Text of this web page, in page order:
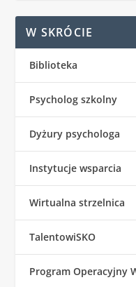
W SKRÓCIE
Biblioteka
Psycholog szkolny
Dyżury psychologa
Instytucje wsparcia
Wirtualna strzelnica
TalentowiSKO
Program Operacyjny